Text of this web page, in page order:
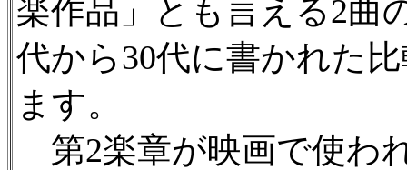
楽作品」とも言える2曲
代から30代に書かれた
ます。
第2楽章が映画で使わ